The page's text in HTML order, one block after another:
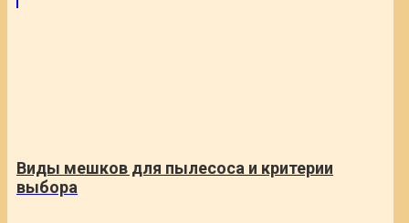
Виды мешков для пылесоса и критерии
выбора